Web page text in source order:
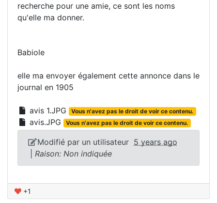
recherche pour une amie, ce sont les noms
qu'elle ma donner.
Babiole
elle ma envoyer également cette annonce dans le
journal en 1905
avis 1.JPG Vous n'avez pas le droit de voir ce contenu.
avis.JPG Vous n'avez pas le droit de voir ce contenu.
Modifié par un utilisateur 5 years ago
Raison: Non indiquée
+1